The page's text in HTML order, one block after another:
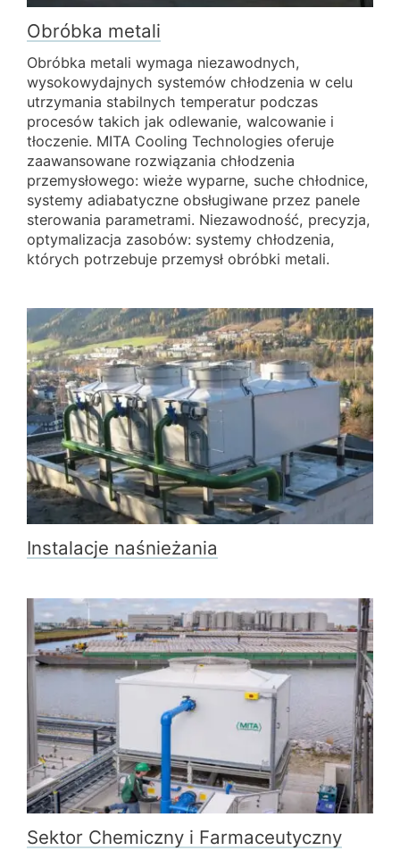
Obróbka metali
Obróbka metali wymaga niezawodnych,
wysokowydajnych systemów chłodzenia w celu
utrzymania stabilnych temperatur podczas
procesów takich jak odlewanie, walcowanie i
tłoczenie. MITA Cooling Technologies oferuje
zaawansowane rozwiązania chłodzenia
przemysłowego: wieże wyparne, suche chłodnice,
systemy adiabatyczne obsługiwane przez panele
sterowania parametrami. Niezawodność, precyzja,
optymalizacja zasobów: systemy chłodzenia,
których potrzebuje przemysł obróbki metali.
Instalacje naśnieżania
Sektor Chemiczny i Farmaceutyczny